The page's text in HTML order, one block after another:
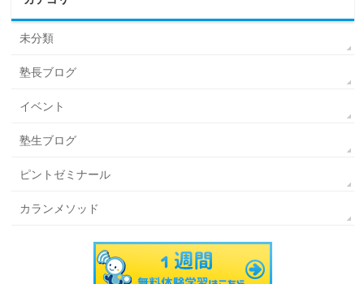
未分類
塾長ブログ
イベント
塾生ブログ
ピントゼミナール
カランメソッド